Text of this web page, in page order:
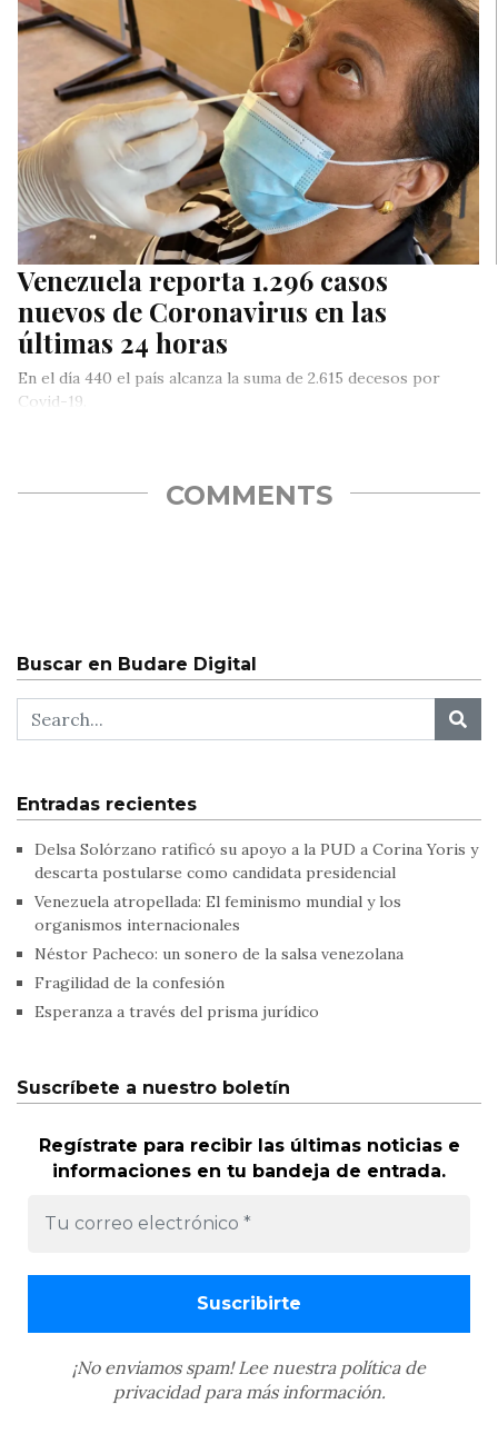
Venezuela reporta 1.296 casos
nuevos de Coronavirus en las
últimas 24 horas
En el día 440 el país alcanza la suma de 2.615 decesos por
Covid-19.
COMMENTS
Buscar en Budare Digital
Entradas recientes
Delsa Solórzano ratificó su apoyo a la PUD a Corina Yoris y
descarta postularse como candidata presidencial
Venezuela atropellada: El feminismo mundial y los
organismos internacionales
Néstor Pacheco: un sonero de la salsa venezolana
Fragilidad de la confesión
Esperanza a través del prisma jurídico
Suscríbete a nuestro boletín
Regístrate para recibir las últimas noticias e
informaciones en tu bandeja de entrada.
¡No enviamos spam! Lee nuestra política de
privacidadpara más información.